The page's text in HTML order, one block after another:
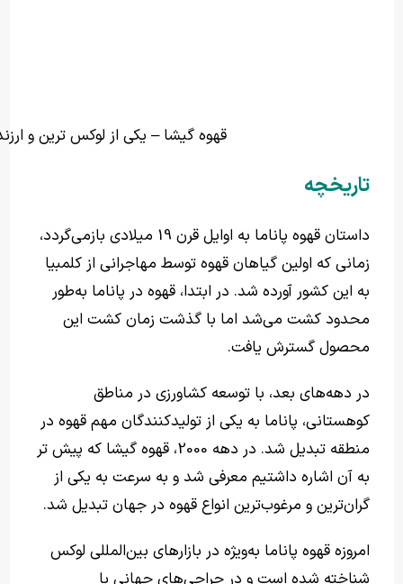
قهوه گیشا – یکی از لوکس ترین و
تاریخچه
داستان قهوه پاناما به اوایل قرن 19 میلادی بازمی‌گردد،
زمانی که اولین گیاهان قهوه توسط مهاجرانی از کلمبیا
به این کشور آورده شد. در ابتدا، قهوه در پاناما به‌طور
محدود کشت می‌شد اما با گذشت زمان کشت این
محصول گسترش یافت.
در دهه‌های بعد، با توسعه کشاورزی در مناطق
کوهستانی، پاناما به یکی از تولیدکنندگان مهم قهوه در
منطقه تبدیل شد. در دهه 2000، قهوه گیشا که پیش تر
به آن اشاره داشتیم معرفی شد و به سرعت به یکی از
گران‌ترین و مرغوب‌ترین انواع قهوه در جهان تبدیل شد.
امروزه قهوه پاناما به‌ویژه در بازارهای بین‌المللی لوکس